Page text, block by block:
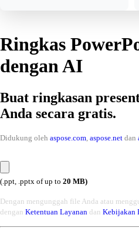
Ringkas
dengan AI
Buat ringkasan
Anda secara gratis.
Didukung oleh aspose.com aspose.net dan
(.ppt, .pptx of up to 20 MB)
Dengan mengunggah file Anda atau
dengan Ketentuan Layanan dan Kebijakan